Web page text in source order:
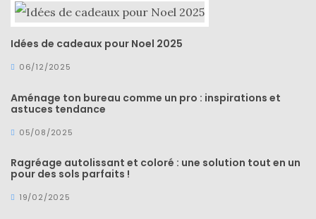
Idées de cadeaux pour Noel 2025
06/12/2025
Aménage ton bureau comme un pro : inspirations et
astuces tendance
05/08/2025
Ragréage autolissant et coloré : une solution tout en un
pour des sols parfaits !
19/02/2025